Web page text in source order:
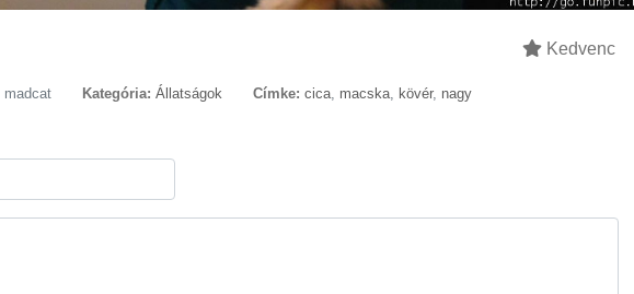
Kedvenc
madcat Kategória: Állatságok Címke: cica macska kövér, nagy